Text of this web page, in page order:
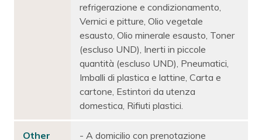
refrigerazione e condizionamento,
Vernici e pitture, Olio vegetale
esausto, Olio minerale esausto, Toner
(escluso UND), Inerti in piccole
quantità (escluso UND), Pneumatici,
Imballi di plastica e lattine, Carta e
cartone, Estintori da utenza
domestica, Rifiuti plastici.
Other
- A domicilio con prenotazione